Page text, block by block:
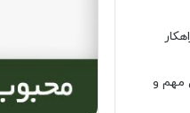
از هک شدن لپ تاپ؛ 10 راهکار
کند می شود؟ ۷ دلیل مهم و